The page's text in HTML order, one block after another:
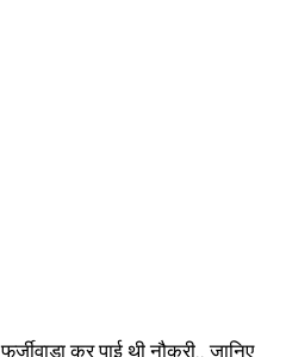
कर पाई थी नौकरी.. जानिए